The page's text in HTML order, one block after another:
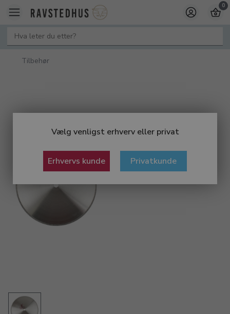
Vælg venligst erhverv eller privat
Erhvervs kunde Privatkunde
0
Tilbehør